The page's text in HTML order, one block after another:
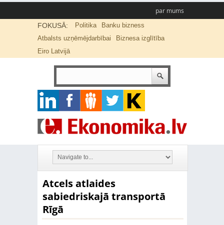
par mums
FOKUSĀ: Politika
Banku bizness
Atbalsts uzņēmējdarbībai
Biznesa izglītība
Eiro Latvijā
Atcels atlaides
sabiedriskajā transportā
Rīgā